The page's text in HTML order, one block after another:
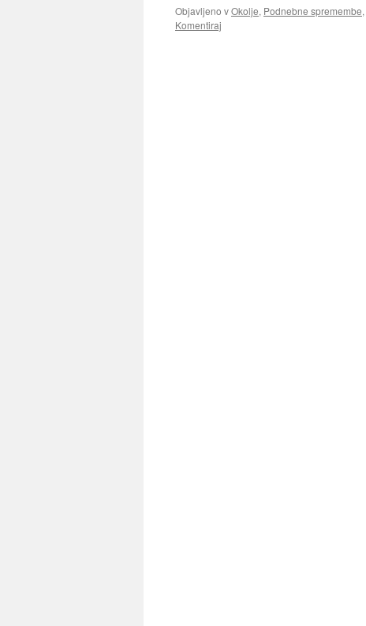
Objavljeno vOkolje, Podnebne spremembe,
Komentiraj